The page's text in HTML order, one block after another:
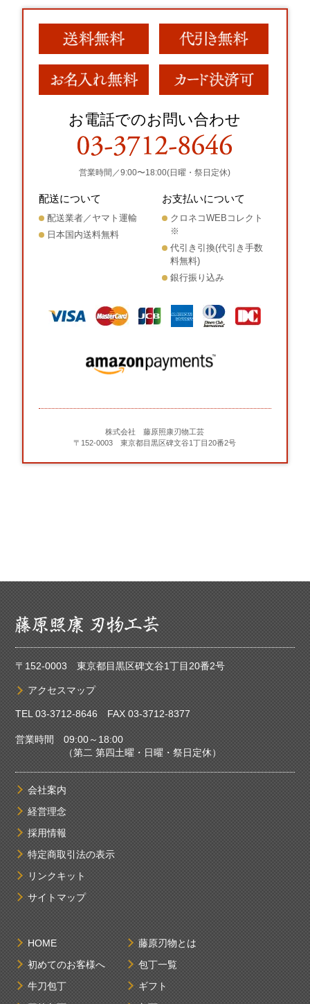
お電話でのお問い合わせ
営業時間／9:00〜18:00(日曜・祭日定休)
配送について
配送業者／ヤマト運輸
日本国内送料無料
お支払いについて
クロネコWEBコレクト
※
代引き引換(代引き手数
料無料)
銀行振り込み
株式会社 藤原照康刃物工芸
〒152-0003 東京都目黒区碑文谷1丁目20番2号
〒152-0003 東京都目黒区碑文谷1丁目20番2号
アクセスマップ
TEL03-3712-8646FAX 03-3712-8377
営業時間 09:00～18:00
（第二 第四土曜・日曜・祭日定休）
会社案内
経営理念
採用情報
特定商取引法の表示
リンクキット
サイトマップ
HOME
初めてのお客様へ
牛刀包丁
藤原刃物とは
包丁一覧
ギフト